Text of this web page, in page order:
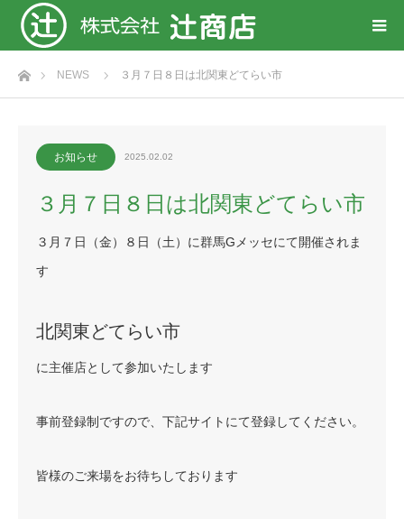
ホームNEWS ３月７日８日は北関東どてらい市
お知らせ 2025.02.02
３月７日８日は北関東どてらい市
３月７日（金）８日（土）に群馬Gメッセにて開催されま
す
北関東どてらい市
に主催店として参加いたします
事前登録制ですので、下記サイトにて登録してください。
皆様のご来場をお待ちしております